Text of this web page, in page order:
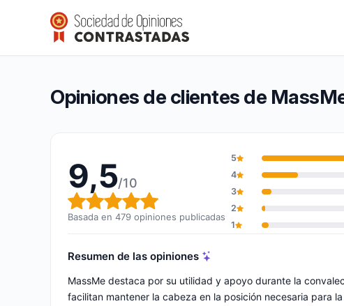
MassMe
Calificación global: 9,5 de 10
9,5/10(479 opiniones)
Opiniones de clientes de
9,5/10
Calificación global: 9,5 de 10
Basada en 479 opiniones publicadas
5
4
3
2
1
Resumen de las opiniones
MassMe destaca por su utilidad y apoyo durante la
facilitan mantener la cabeza en la posición necesaria para